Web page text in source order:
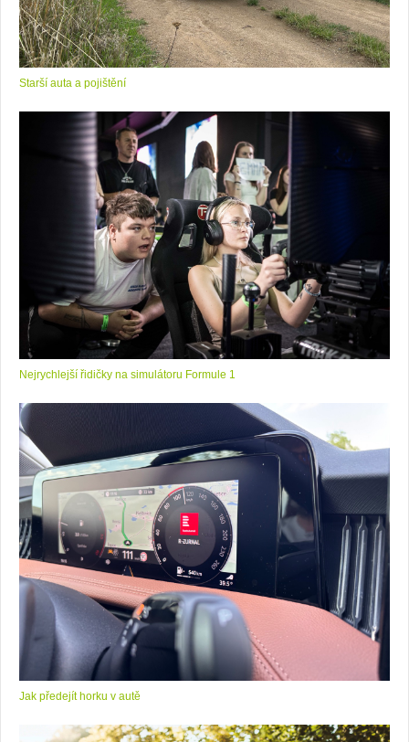
Starší auta a pojištění
Nejrychlejší řidičky na simulátoru Formule 1
Jak předejít horku v autě